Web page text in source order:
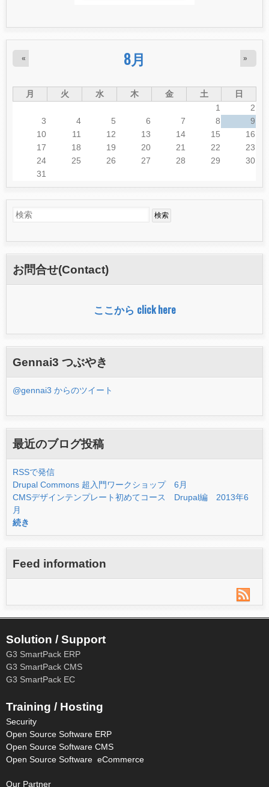
8月
« »
月 火 水 木 金 土
日
1
2
3
4 5 6 7 8
9
10
11 12 13 14 15
16
17
18 19 20 21 22
23
24
25 26 27 28 29
30
31
索
フ
ォ
検
お問合せ(Contact)
ここから click here
Gennai3 つぶやき
@gennai3 からのツイート
最近のブログ投稿
RSSで発信
Drupal Commons 超入門ワークショップ 6月
CMSデザインテンプレート初めてコース Drupal編 2013年6
月
続き
Feed information
Solution / Support
G3 SmartPack ERP
G3 SmartPack CMS
G3 SmartPack EC
Training / Hosting
Security
Open Source Software ERP
Open Source Software CMS
Open Source Software eCommerce
Our Partner